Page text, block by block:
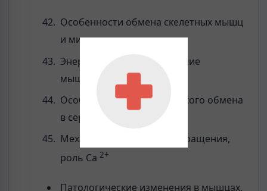
Особенности обмена скелетных мышц
и миокарда.
Энергетическое обеспечение
мышечного сокращения.
Особенности энергетического обмена
в сердечной мышце.
Механизм мышечного сокращения,
роль Са2+
Патологические изменения в мышцах.